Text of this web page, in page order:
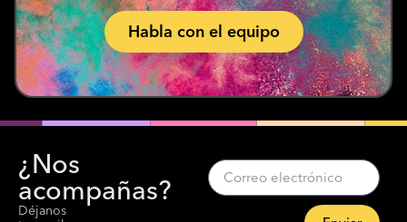
Habla con el equipo
¿Nos
acompañas?
Déjanos